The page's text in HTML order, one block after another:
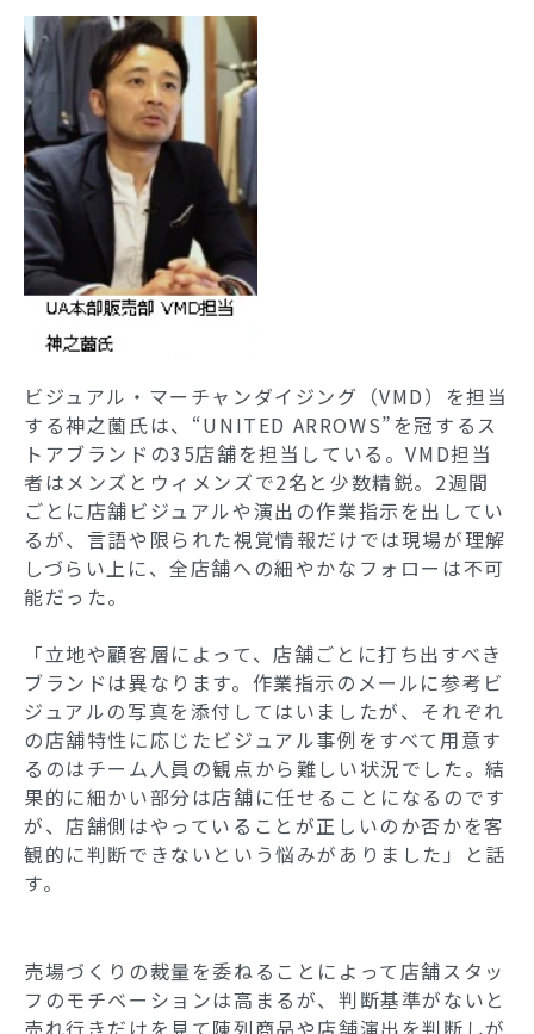
ビジュアル・マーチャンダイジング（VMD）を担当
する神之薗氏は、“UNITED ARROWS”を冠するス
トアブランドの35店舗を担当している。VMD担当
者はメンズとウィメンズで2名と少数精鋭。2週間
ごとに店舗ビジュアルや演出の作業指示を出してい
るが、言語や限られた視覚情報だけでは現場が理解
しづらい上に、全店舗への細やかなフォローは不可
能だった。
「立地や顧客層によって、店舗ごとに打ち出すべき
ブランドは異なります。作業指示のメールに参考ビ
ジュアルの写真を添付してはいましたが、それぞれ
の店舗特性に応じたビジュアル事例をすべて用意す
るのはチーム人員の観点から難しい状況でした。結
果的に細かい部分は店舗に任せることになるのです
が、店舗側はやっていることが正しいのか否かを客
観的に判断できないという悩みがありました」と話
す。
売場づくりの裁量を委ねることによって店舗スタッ
フのモチベーションは高まるが、判断基準がないと